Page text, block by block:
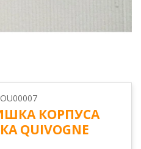
КОРПУСА
QUIVOGNE